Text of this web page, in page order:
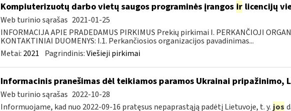
Kompiuterizuotų darbo vietų saugos programinės įrangos irlicencijų
Web turinio sąrašas 2021-01-25
INFORMACIJA APIE PRADEDAMUS PIRKIMUS Prekių pirkimai I. PERKANČIOJI
KONTAKTINIAI DUOMENYS: I.1. Perkančiosios organizacijos pavadinimas...
Metai: 2021 Pagrindinis:Viešieji pirkimai
Informacinis pranešimas dėl teikiamos paramos Ukrainai pripažinimo,
Web turinio sąrašas 2022-10-28
Informuojame, kad nuo 2022-09-16 pratęsus nepaprastąją padėtį Lietuvoje, t. y. jos